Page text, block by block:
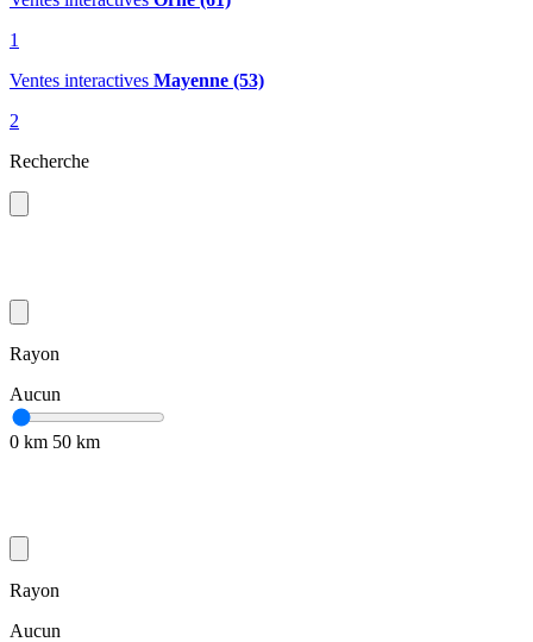
1
Ventes interactives Mayenne (53)
2
Recherche
Rayon
Aucun
0 km 50 km
Rayon
Aucun